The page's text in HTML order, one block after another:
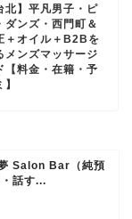
北】平凡男子・ピ
ダンズ・西門町＆
＋オイル＋B2Bを
メンズマッサージ
【料金・在籍・予
Salon Bar（純預
話す...